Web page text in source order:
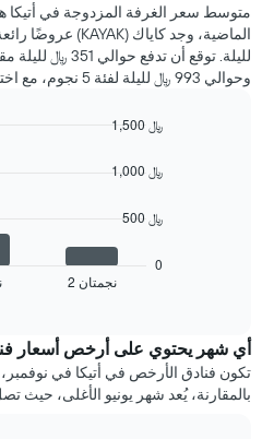
وحوالي 993 ﷼ لليلة لفئة 5 نجوم، مع اختلاف الأسعار حسب التاريخ.
سعر
غرفة
مزدوجة
خلال
2 نجمتان
0
500 ﷼
1,000 ﷼
1,500 ﷼
أي شهر يحتوي على أرخص أسعار
بالمقارنة، يُعد شهر يونيو الأغلى، حيث تصل